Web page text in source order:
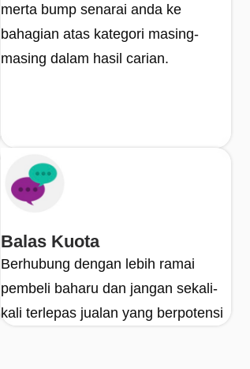
merta bump senarai anda ke
bahagian atas kategori masing-
masing dalam hasil carian.
Balas Kuota
Berhubung dengan lebih ramai
pembeli baharu dan jangan sekali-
kali terlepas jualan yang berpotensi